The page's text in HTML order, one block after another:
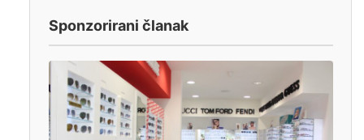
Sponzorirani članak